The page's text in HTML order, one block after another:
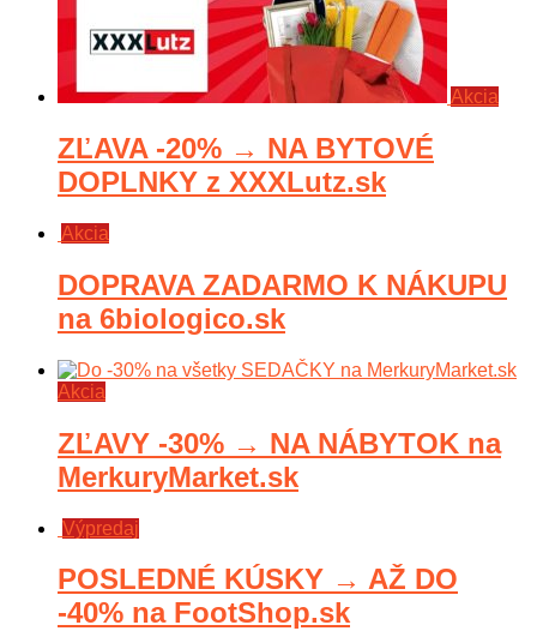
Akcia
ZĽAVA -20% → NA BYTOVÉ
DOPLNKY z XXXLutz.sk
Akcia
DOPRAVA ZADARMO K NÁKUPU
na 6biologico.sk
Akcia
ZĽAVY -30% → NA NÁBYTOK na
MerkuryMarket.sk
Výpredaj
POSLEDNÉ KÚSKY → AŽ DO
-40% na FootShop.sk